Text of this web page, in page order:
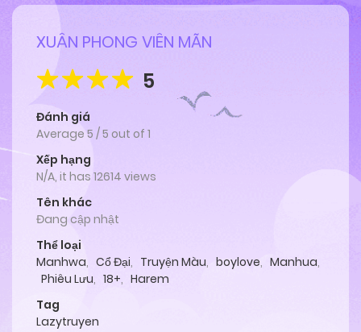
XUÂN PHONG VIÊN MÃN
5
Đánh giá
Average 5 /5 out of 1
Xếp hạng
N/A, it has 12614 views
Tên khác
Đang cập nhật
Thể loại
Manhwa, Cổ Đại, Truyện Màu, boylove, Manhua,
Phiêu Lưu, 18+, Harem
Tag
Lazytruyen